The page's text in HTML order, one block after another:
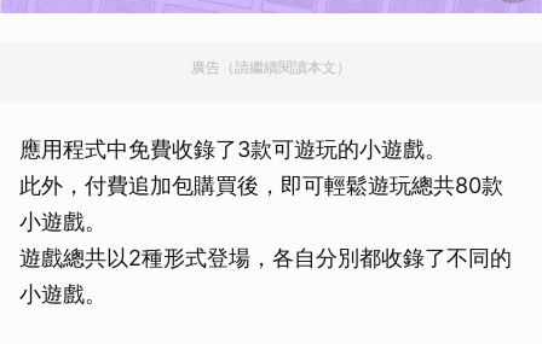
廣告（請繼續閱讀本文）
應用程式中免費收錄了3款可遊玩的小遊戲。
此外，付費追加包購買後，即可輕鬆遊玩總共80款
小遊戲。
遊戲總共以2種形式登場，各自分別都收錄了不同的
小遊戲。